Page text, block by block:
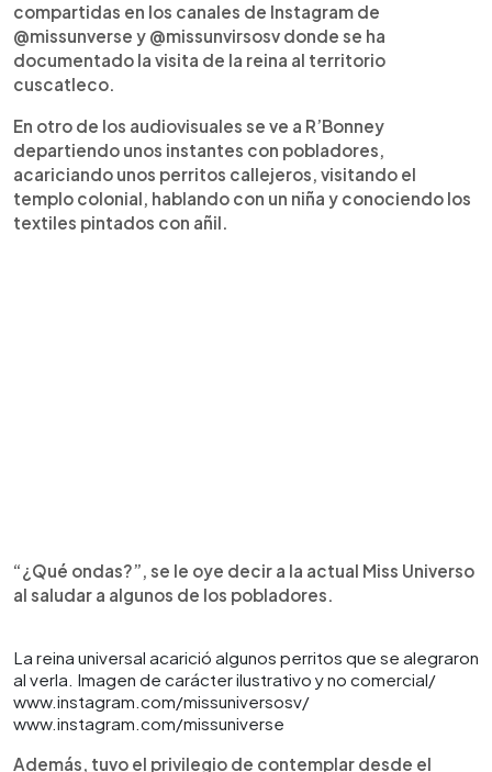
compartidas en los canales de Instagram de
@missunverse y @missunvirsosv donde se ha
documentado la visita de la reina al territorio
cuscatleco.
En otro de los audiovisuales se ve a R’Bonney
departiendo unos instantes con pobladores,
acariciando unos perritos callejeros, visitando el
templo colonial, hablando con un niña y conociendo los
textiles pintados con añil.
“¿Qué ondas?”, se le oye decir a la actual Miss Universo
al saludar a algunos de los pobladores.
La reina universal acarició algunos perritos que se alegraron
al verla. Imagen de carácter ilustrativo y no comercial/
www.instagram.com/missuniversosv/
www.instagram.com/missuniverse
Además, tuvo el privilegio de contemplar desde el